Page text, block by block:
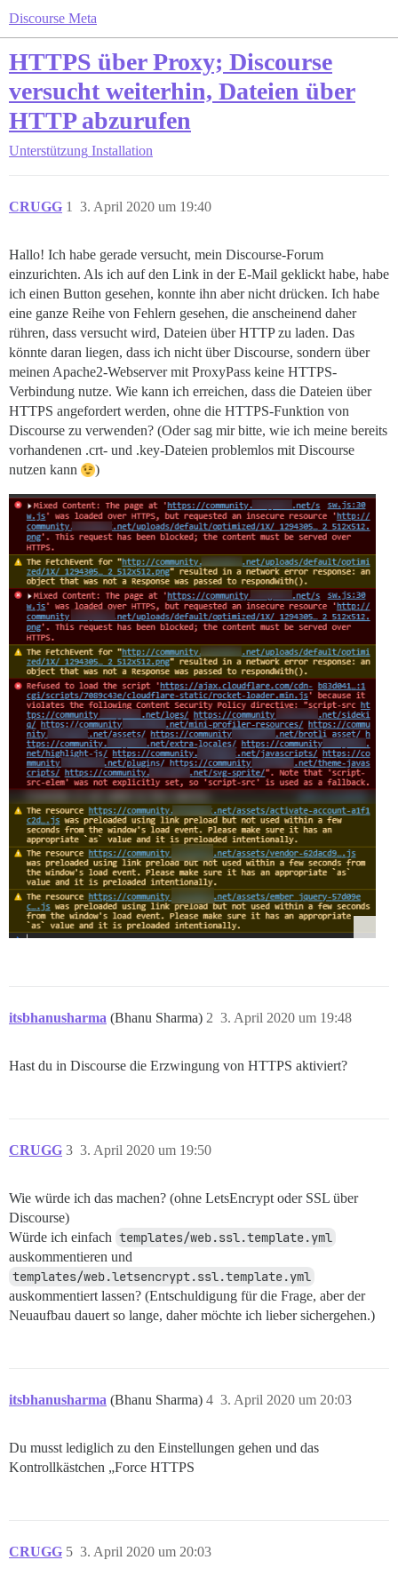
Discourse Meta
HTTPS über Proxy; Discourse
versucht weiterhin, Dateien über
HTTP abzurufen
Unterstützung Installation
CRUGG 3. April 2020 um 19:40
1
Hallo! Ich habe gerade versucht, mein Discourse-Forum
einzurichten. Als ich auf den Link in der E-Mail geklickt habe, habe
ich einen Button gesehen, konnte ihn aber nicht drücken. Ich habe
eine ganze Reihe von Fehlern gesehen, die anscheinend daher
rühren, dass versucht wird, Dateien über HTTP zu laden. Das
könnte daran liegen, dass ich nicht über Discourse, sondern über
meinen Apache2-Webserver mit ProxyPass keine HTTPS-
Verbindung nutze. Wie kann ich erreichen, dass die Dateien über
HTTPS angefordert werden, ohne die HTTPS-Funktion von
Discourse zu verwenden? (Oder sag mir bitte, wie ich meine bereits
vorhandenen .crt- und .key-Dateien problemlos mit Discourse
nutzen kann
)
itsbhanusharma (Bhanu Sharma) 3. April 2020 um 19:48
2
Hast du in Discourse die Erzwingung von HTTPS aktiviert?
CRUGG 3. April 2020 um 19:50
3
Wie würde ich das machen? (ohne LetsEncrypt oder SSL über
Discourse)
Würde ich einfach templates/web.ssl.template.yml
auskommentieren und
templates/web.letsencrypt.ssl.template.yml
auskommentiert lassen? (Entschuldigung für die Frage, aber der
Neuaufbau dauert so lange, daher möchte ich lieber sichergehen.)
itsbhanusharma (Bhanu Sharma) 3. April 2020 um 20:03
4
Du musst lediglich zu den Einstellungen gehen und das
Kontrollkästchen „Force HTTPS
CRUGG 3. April 2020 um 20:03
5